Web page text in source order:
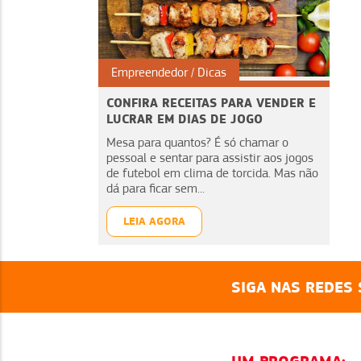
Empreendedor Dicas
CONFIRA RECEITAS PARA VENDER E
LUCRAR EM DIAS DE JOGO
Mesa para quantos? É só chamar o
pessoal e sentar para assistir aos jogos
de futebol em clima de torcida. Mas não
dá para ficar sem...
LEIA AGORA
SIGA NAS REDES